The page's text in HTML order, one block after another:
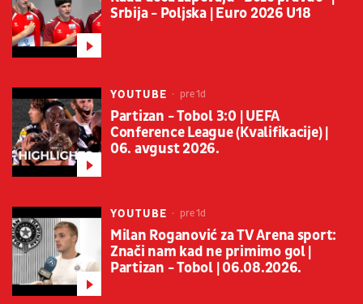
Srbija - Poljska | Euro 2026 U18
YOUTUBE pre 1d
Partizan - Tobol 3:0 | UEFA
Conference League (Kvalifikacije) |
06. avgust 2026.
YOUTUBE pre 1d
Milan Roganović za TV Arena sport:
Znači nam kad ne primimo gol |
Partizan - Tobol | 06.08.2026.